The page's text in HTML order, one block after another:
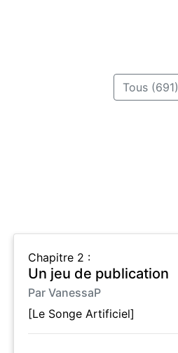
Tous (691)
Chapitre 2 :
Un jeu de publication
Par VanessaP
[Le Songe Artificiel]